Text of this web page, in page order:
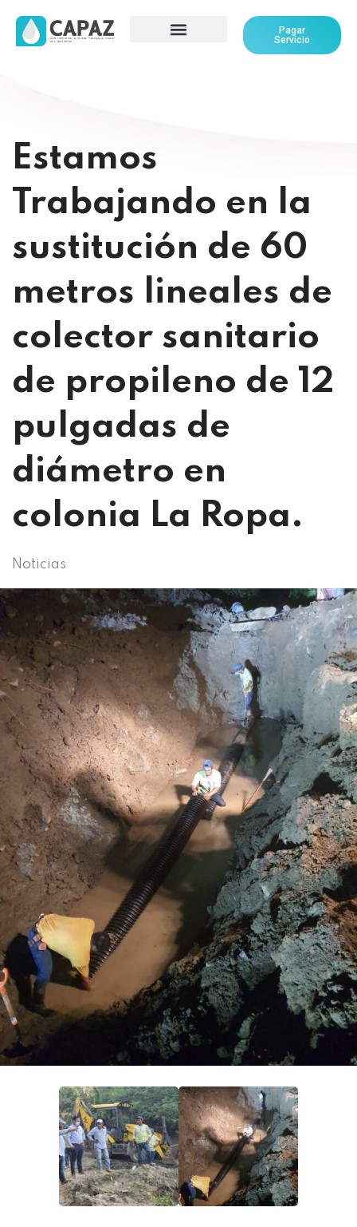
Pagar
Servicio
Estamos
Trabajando en la
sustitución de 60
metros lineales de
colector sanitario
de propileno de 12
pulgadas de
diámetro en
colonia La Ropa.
Noticias